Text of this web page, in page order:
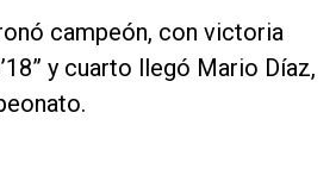
campeón, con victoria
y cuarto llegó Mario Díaz,